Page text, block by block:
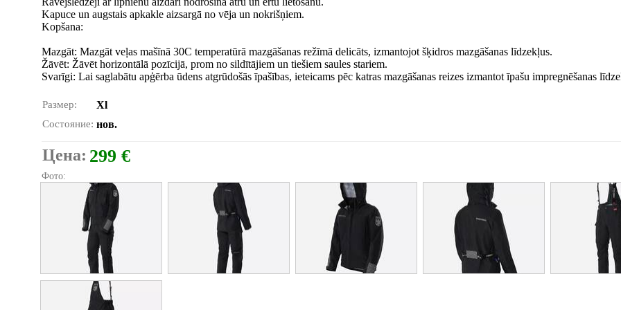
Kapuce un augstais apkakle aizsargā no vēja un nokrišņiem.
Kopšana:
Mazgāt: Mazgāt veļas mašīnā 30C temperatūrā mazgāšanas režīmā delicāts, izmantojot šķidros mazgāšanas līdzekļus.
Žāvēt: Žāvēt horizontālā pozīcijā, prom no sildītājiem un tiešiem saules stariem.
Svarīgi: Lai saglabātu apģērba ūdens atgrūdošās īpašības, ieteicams pēc katras mazgāšanas reizes izmantot īpašu impregnēšanas
Размер: Xl
Состояние: нов.
Цена: 299 €
Фото: